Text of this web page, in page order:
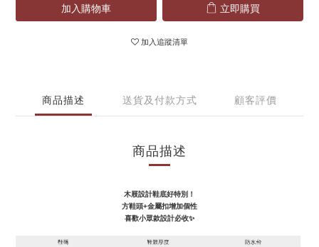
加入購物車 立即購買
加入追蹤清單
商品描述 送貨及付款方式 顧客評價
商品描述
木屐設計鞋底好特別！
方鞋頭+金屬扣增加個性
喜歡小眾款設計必收✨